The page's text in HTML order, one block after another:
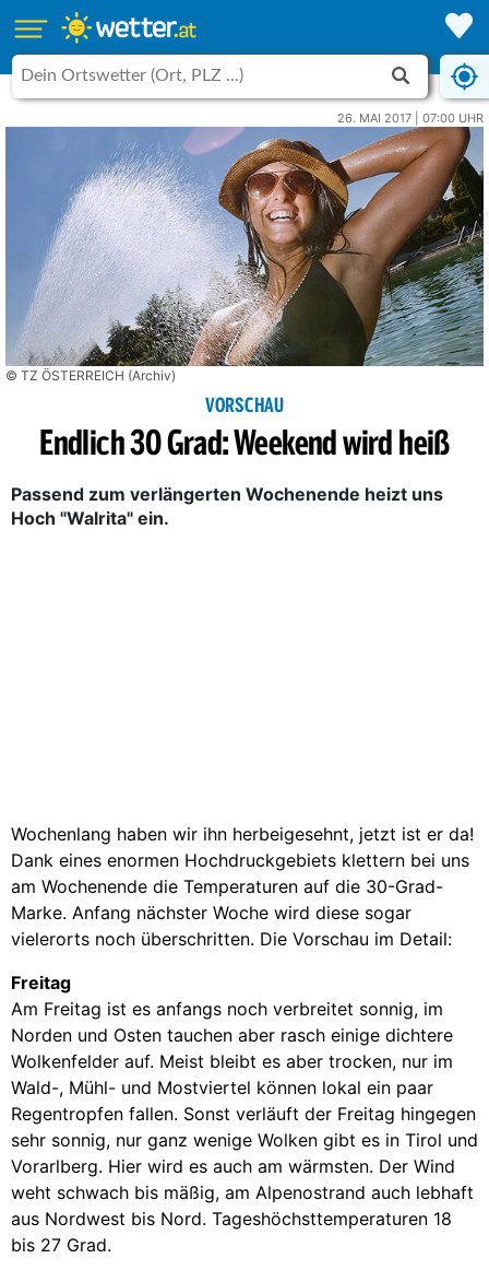
26. MAI 2017 | 07:00 UHR
© TZ ÖSTERREICH (Archiv)
VORSCHAU
Endlich 30 Grad: Weekend wird heiß
Passend zum verlängerten Wochenende heizt uns
Hoch "Walrita" ein.
Wochenlang haben wir ihn herbeigesehnt, jetzt ist er da!
Dank eines enormen Hochdruckgebiets klettern bei uns
am Wochenende die Temperaturen auf die 30-Grad-
Marke. Anfang nächster Woche wird diese sogar
vielerorts noch überschritten. Die Vorschau im Detail:
Freitag
Am Freitag ist es anfangs noch verbreitet sonnig, im
Norden und Osten tauchen aber rasch einige dichtere
Wolkenfelder auf. Meist bleibt es aber trocken, nur im
Wald-, Mühl- und Mostviertel können lokal ein paar
Regentropfen fallen. Sonst verläuft der Freitag hingegen
sehr sonnig, nur ganz wenige Wolken gibt es in Tirol und
Vorarlberg. Hier wird es auch am wärmsten. Der Wind
weht schwach bis mäßig, am Alpenostrand auch lebhaft
aus Nordwest bis Nord. Tageshöchsttemperaturen 18
bis 27 Grad.